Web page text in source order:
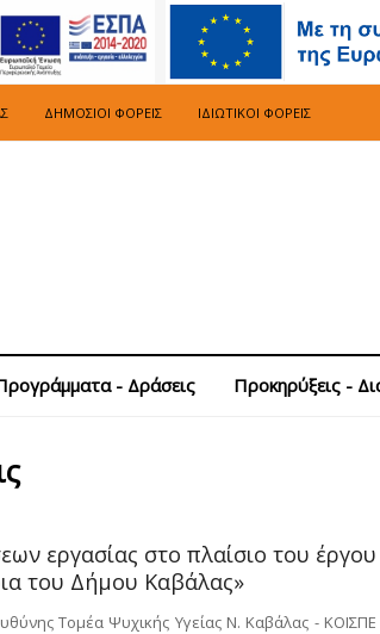
ΔΗΜΌΣΙΟΙ ΦΟΡΕΊΣ ΙΔΙΩΤΙΚΟΊ ΦΟΡΕΊΣ
- Δράσεις Προκηρύξεις -
εργασίας στο πλαίσιο του
του Δήμου Καβάλας»
Τομέα Ψυχικής Υγείας Ν. Καβάλας -